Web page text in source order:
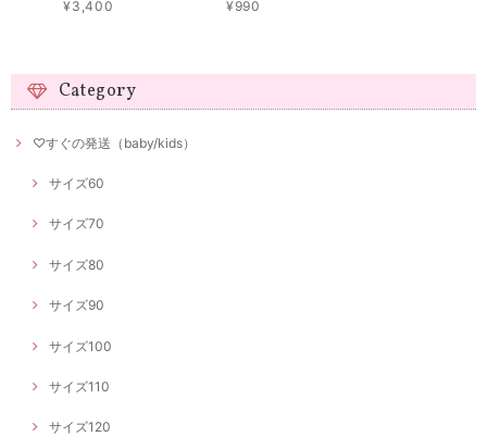
¥3,400 ¥990
Category
♡すぐの発送（baby/kids）
サイズ60
サイズ70
サイズ80
サイズ90
サイズ100
サイズ110
サイズ120